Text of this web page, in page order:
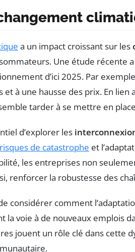
a un impact croissant sur les
Une étude récente
d’ici 2025. Par
et à une hausse des prix. En
tarder à se mettre en
d’explorer les
de catastrophe et
les entreprises non
renforcer la robustesse des
considérer comment
la voie à de nouveaux emplois
jouent un rôle clé dans cette